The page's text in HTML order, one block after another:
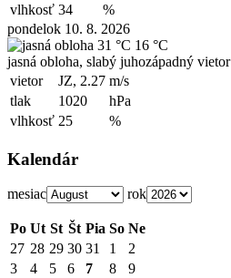
vlhkosť 34
%
pondelok 10. 8. 2026
31 °C 16 °C
jasná obloha, slabý juhozápadný vietor
vietor
JZ, 2.27 m/s
tlak
1020
hPa
vlhkosť 25 %
Kalendár
mesiac rok
Po Ut St Št Pia So Ne
27 28 29 30 31 1
2
3
4 5 6 7 8
9